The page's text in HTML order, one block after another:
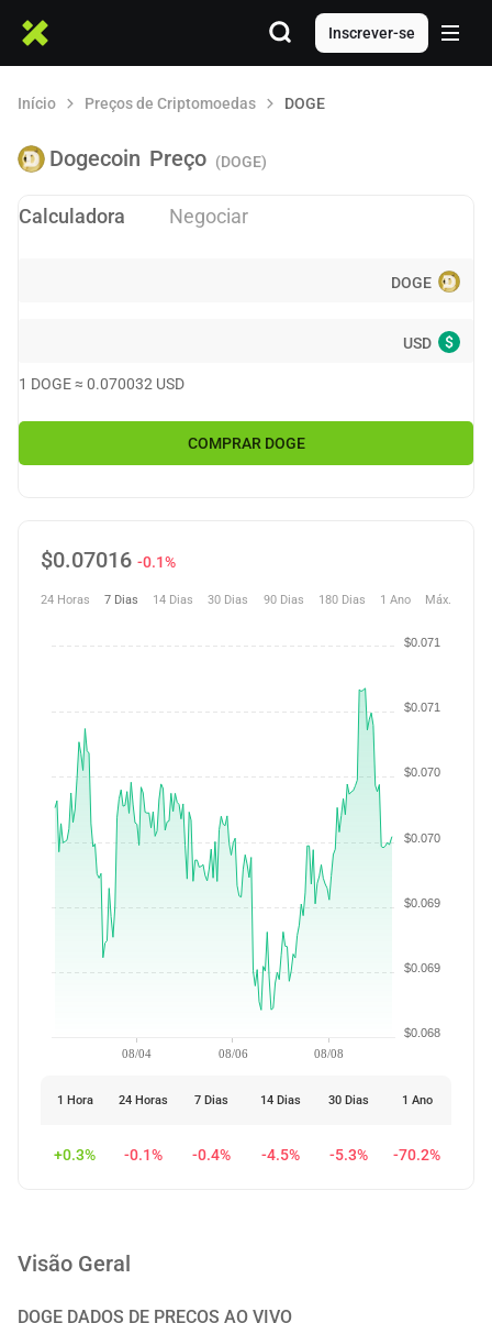
Inscrever-se
Início Preços de Criptomoedas DOGE
Dogecoin Preço (DOGE)
Calculadora Negociar
DOGE
USD $
1 DOGE≈ 0.070032 USD
COMPRAR DOGE
$0.07016 -0.1%
24 Horas 7 Dias 14 Dias 30 Dias 90 Dias 180 Dias 1 Ano Máx.
08/04 08/06 08/08
$0.068
$0.069
$0.069
$0.070
$0.070
$0.071
$0.071
1 Hora 24 Horas 7 Dias 14 Dias 30 Dias 1 Ano
+0.3% -0.1% -0.4% -4.5% -5.3% -70.2%
Visão Geral
DOGE DADOS DE PREÇOS AO VIVO